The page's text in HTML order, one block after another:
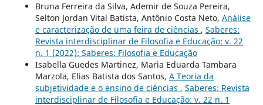
Bruna Ferreira da Silva, Ademir de Souza Pereira,
Selton Jordan Vital Batista, Antônio Costa Neto, Análise
e caracterização de uma feira de ciências , Saberes:
Revista interdisciplinar de Filosofia e Educação: v. 22
n. 1 (2022): Saberes: Filosofia e Educação
Isabella Guedes Martinez, Maria Eduarda Tambara
Marzola, Elias Batista dos Santos, A Teoria da
subjetividade e o ensino de ciências , Saberes: Revista
interdisciplinar de Filosofia e Educação: v. 22 n. 1